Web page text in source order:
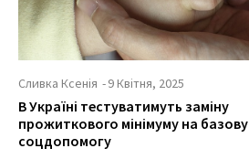
Сливка Ксенія -9 Квітня, 2025
В Україні тестуватимуть заміну
прожиткового мінімуму на базову
соцдопомогу